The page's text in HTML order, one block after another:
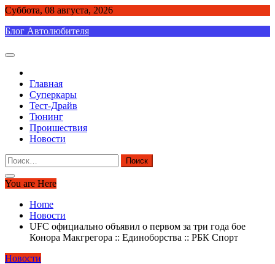
Skip
content
Суббота, 08 августа, 2026
Блог Автолюбителя
Главная
Суперкары
Тест-Драйв
Тюнинг
Проишествия
Новости
Найти:
You are Here
Home
Новости
UFC официально объявил о первом за три года бое
Конора Макгрегора :: Единоборства :: РБК Спорт
Новости